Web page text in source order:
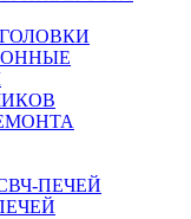
ПЕЧЕЙ